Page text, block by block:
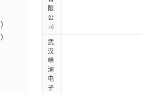
限
公
司
武
汉
精
测
电
子